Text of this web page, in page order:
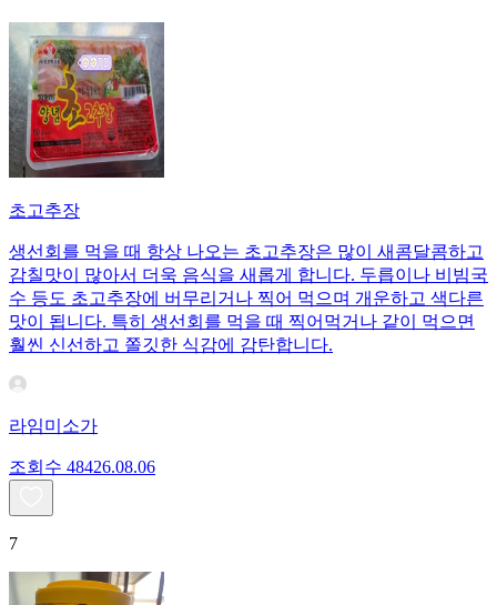
초고추장
생선회를 먹을 때 항상 나오는 초고추장은 많이 새콤달콤하고
감칠맛이 많아서 더욱 음식을 새롭게 합니다. 두릅이나 비빔국
수 등도 초고추장에 버무리거나 찍어 먹으며 개운하고 색다른
맛이 됩니다. 특히 생선회를 먹을 때 찍어먹거나 같이 먹으면
훨씬 신선하고 쫄깃한 식감에 감탄합니다.
라임미소가
조회수 48426.08.06
7